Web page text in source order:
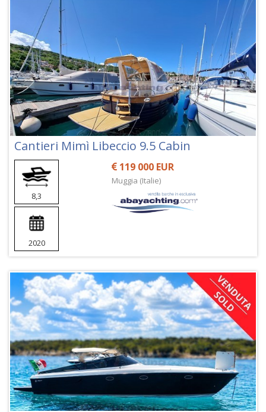
Cantieri Mimì Libeccio 9.5 Cabin
8,3
2020
119 000 EUR
Muggia (Italie)